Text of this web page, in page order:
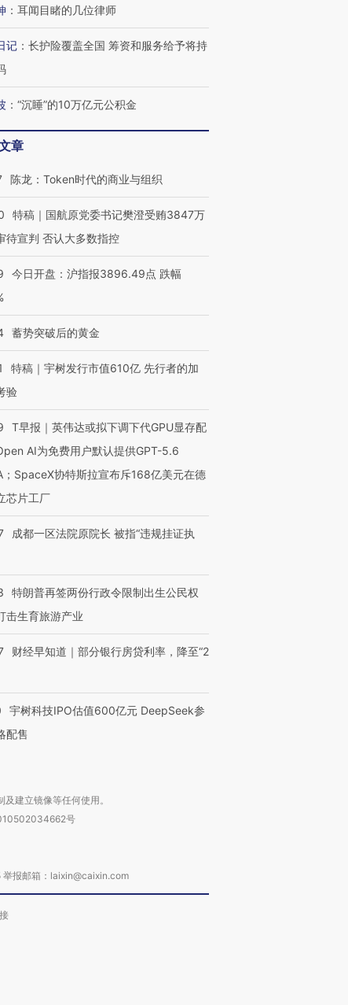
： 耳闻目睹的几位律师
记 ： 长护险覆盖全国 筹资和服务给予将持
： “沉睡”的10万亿元公积金
章
陈龙：Token时代的商业与组织
特稿｜国航原党委书记樊澄受贿3847万
待宣判 否认大多数指控
今日开盘：沪指报3896.49点 跌幅
蓄势突破后的黄金
特稿｜宇树发行市值610亿 先行者的加
验
T早报｜英伟达或拟下调下代GPU显存配
AI为免费用户默认提供GPT-5.6
；SpaceX协特斯拉宣布斥168亿美元在德
芯片工厂
成都一区法院原院长 被指“违规挂证执
特朗普再签两份行政令限制出生公民权
击生育旅游产业
财经早知道｜部分银行房贷利率，降至“2
宇树科技IPO估值600亿元 DeepSeek参
配售
建立镜像等任何使用。
号
报邮箱：laixin@caixin.com